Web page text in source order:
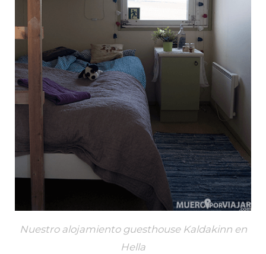
Nuestro alojamiento guesthouse Kaldakinn en
Hella